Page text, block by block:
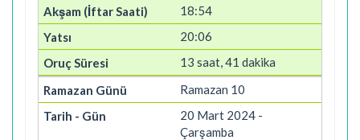
18:54
20:06
13 saat, 41 dakika
Ramazan 10
20 Mart 2024 -
Çarşamba